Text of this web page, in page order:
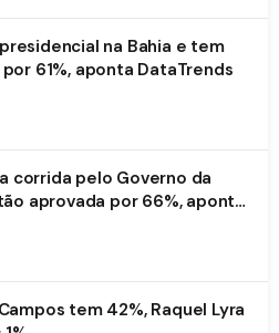
na Bahia e tem
61%, aponta DataTrends
corrida pelo Governo da
aprovada por 66%, aponta
tem 42%, Raquel Lyra